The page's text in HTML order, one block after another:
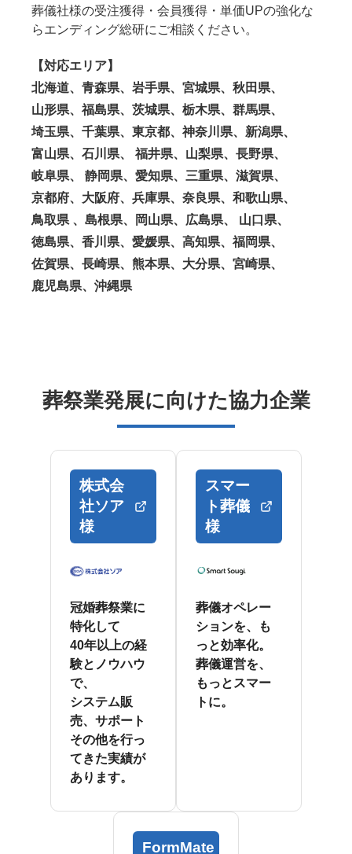
葬儀社様の受注獲得・会員獲得・単価UPの強化な
らエンディング総研にご相談ください。
【対応エリア】
北海道、青森県、岩手県、宮城県、秋田県、
山形県、福島県、茨城県、栃木県、群馬県、
埼玉県、千葉県、東京都、神奈川県、新潟県、
富山県、石川県、 福井県、山梨県、長野県、
岐阜県、 静岡県、愛知県、三重県、滋賀県、
京都府、大阪府、兵庫県、奈良県、和歌山県、
鳥取県 、島根県、岡山県、広島県、 山口県、
徳島県、香川県、愛媛県、高知県、福岡県、
佐賀県、長崎県、熊本県、大分県、宮崎県、
鹿児島県、沖縄県
葬祭業発展に向けた協力企業
株式会
社ソア
様
冠婚葬祭業に
特化して
40年以上の経
験とノウハウ
で、
システム販
売、サポート
その他を行っ
てきた実績が
あります。
スマー
ト葬儀
様
葬儀オペレー
ションを、も
っと効率化。
葬儀運営を、
もっとスマー
トに。
FormMate